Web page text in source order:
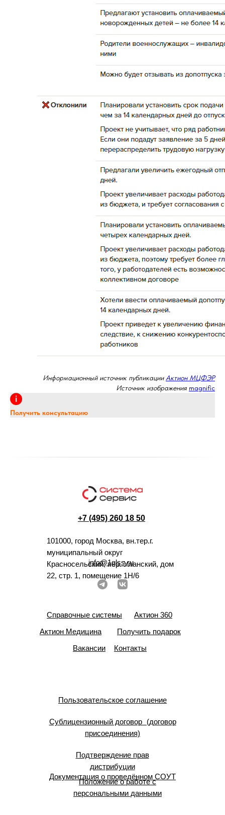
Информационный источник публикации Актион МЦФЭР
Источник изображения magnific
Получить консультацию
+7 (495) 260 18 50
101000, город Москва, вн.тер.г.
муниципальный округ
Красносельский, пер. Уланский, дом
22, стр. 1, помещение 1Н/6
info@1glss.ru
Справочные системы
Актион 360
Актион Медицина
Получить подарок
Вакансии
Контакты
Пользовательское соглашение
Сублицензионный договор (договор
присоединения)
Подтверждение прав
дистрибуции
Документация о проведённом СОУТ
Положение о работе с
персональными данными